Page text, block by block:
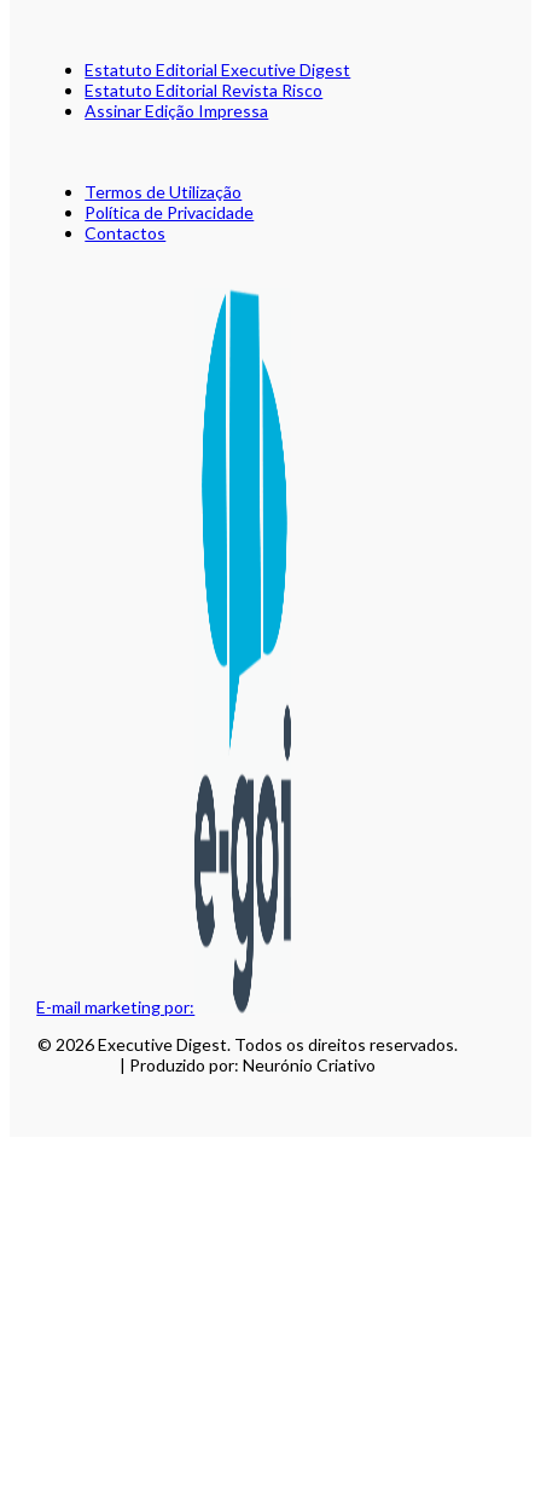
E-mail marketing por:
Estatuto Editorial Executive Digest
Estatuto Editorial Revista Risco
Assinar Edição Impressa
Termos de Utilização
Política de Privacidade
Contactos
© 2026 Executive Digest. Todos os direitos reservados.
| Produzido por: Neurónio Criativo